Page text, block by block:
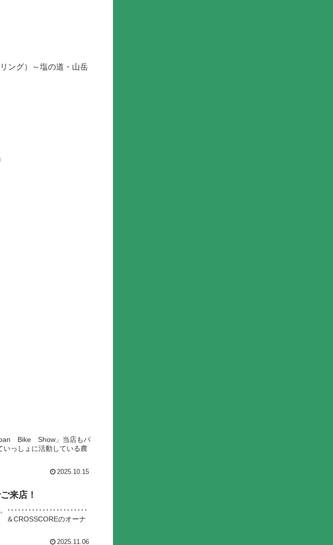
ング）～塩の道・山岳
Bike Show」当店もパ
いっしょに活動している農
2025.10.15
来店！
･････････････････････
＆CROSSCOREのオーナ
2025.11.06